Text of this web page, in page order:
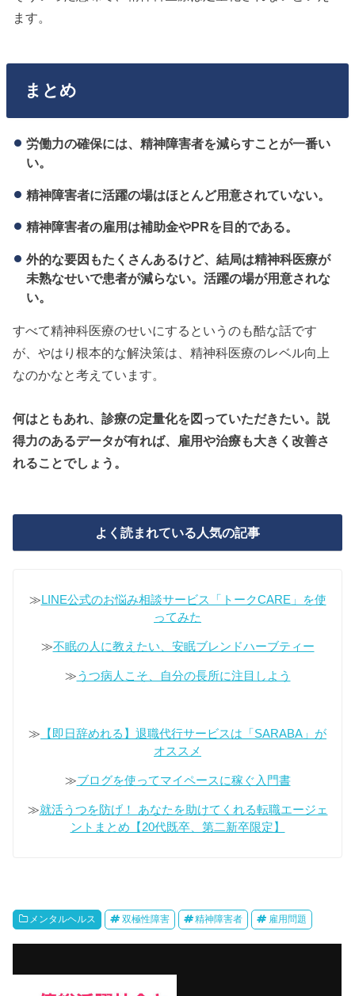
ます。
まとめ
労働力の確保には、精神障害者を減らすことが一番い
い。
精神障害者に活躍の場はほとんど用意されていない。
精神障害者の雇用は補助金やPRを目的である。
外的な要因もたくさんあるけど、結局は精神科医療が
未熟なせいで患者が減らない。活躍の場が用意されな
い。
すべて精神科医療のせいにするというのも酷な話です
が、やはり根本的な解決策は、精神科医療のレベル向上
なのかなと考えています。
何はともあれ、診療の定量化を図っていただきたい。説
得力のあるデータが有れば、雇用や治療も大きく改善さ
れることでしょう。
よく読まれている人気の記事
≫LINE公式のお悩み相談サービス「トークCARE」を使
ってみた
≫不眠の人に教えたい、安眠ブレンドハーブティー
≫うつ病人こそ、自分の長所に注目しよう
≫ 【即日辞めれる】退職代行サービスは「SARABA」が
オススメ
≫ブログを使ってマイペースに稼ぐ入門書
≫就活うつを防げ！ あなたを助けてくれる転職エージェ
ントまとめ【20代既卒、第二新卒限定】
メンタルヘルス 双極性障害 精神障害者 雇用問題